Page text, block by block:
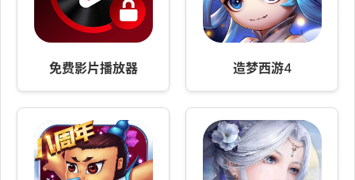
免费影片播放器 造梦西游4